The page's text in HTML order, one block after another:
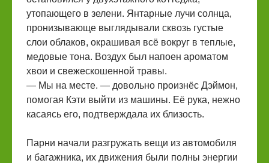
утопающего в зелени. Янтарные лучи солнца,
пронизывающе выглядывали сквозь густые
слои облаков, окрашивая всё вокруг в теплые,
медовые тона. Воздух был напоен ароматом
хвои и свежескошенной травы.
— Мы на месте. — довольно произнёс Дэймон,
помогая Кэти выйти из машины. Её рука, нежно
касаясь его, подтверждала их близость.
Парни начали разгружать вещи из автомобиля
и багажника, их движения были полны энергии